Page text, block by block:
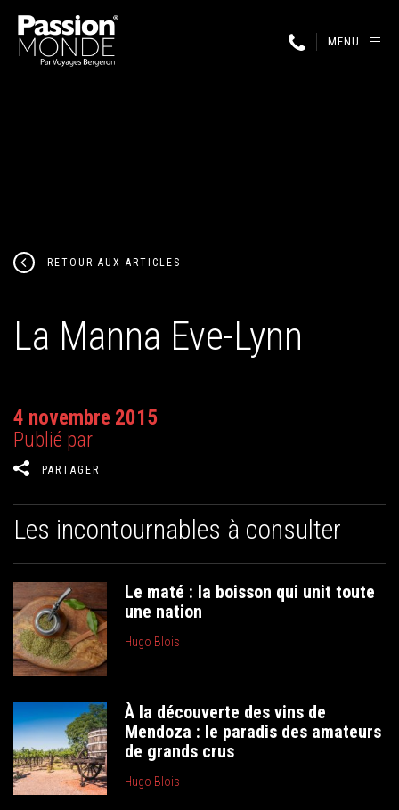
MENU
RETOUR AUX ARTICLES
La Manna Eve-Lynn
4 novembre 2015
Publié par
PARTAGER
Les incontournables à consulter
Le maté : la boisson qui unit toute
une nation
Hugo Blois
À la découverte des vins de
Mendoza : le paradis des amateurs
de grands crus
Hugo Blois